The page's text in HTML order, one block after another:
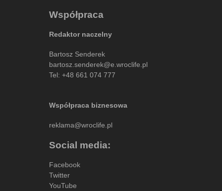
Współpraca
Redaktor naczelny
Bartosz Senderek
bartosz.senderek@e.wroclife.pl
Tel: +48 661 074 777
Współpraca biznesowa
reklama@wroclife.pl
Social media:
Facebook
Twitter
YouTube